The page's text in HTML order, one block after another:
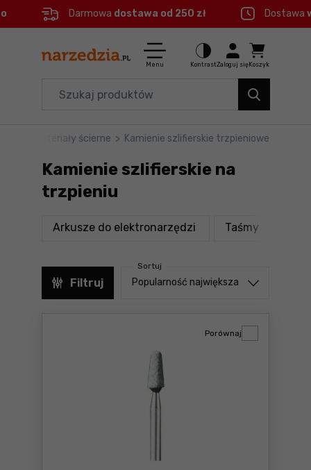
Menu główne
Filtry
Produkty
Mapa strony
Darmowa dostawa od 250 zł Dostawa
Menu KontrastZaloguj się Koszyk
Elektronarzędzia
Akcesoria
Okazje
Materiały ścierne > Kamienie szlifierskie trzpieniowe
Kamienie szlifierskie na
trzpieniu
Arkusze do elektronarzędzi produkty
Taśmy
Filtruj
Sortuj
Sortuj od
Popularność największa
Porównaj